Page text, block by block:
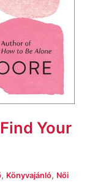
Your
, Könyvajánló, Női